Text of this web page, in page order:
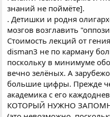
знаний не поймёте].
. Детишки и родня
мозгов возглавить
Стоимость лекций от
disman3 не по карману
поскольку в минимуме
вечно зелёных. А
большие цифры. Прежде
академика с его
КОТОРЫЙ НУЖНО